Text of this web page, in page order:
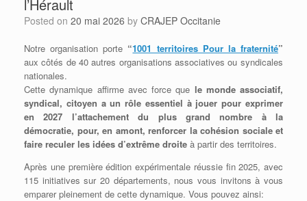
l’Hérault
Posted on 20 mai 2026 by CRAJEP Occitanie
Notre organisation porte “1001 territoires Pour la fraternité”
aux côtés de 40 autres organisations associatives ou syndicales
nationales.
Cette dynamique affirme avec force que le monde associatif,
syndical, citoyen a un rôle essentiel à jouer pour exprimer
en 2027 l’attachement du plus grand nombre à la
démocratie, pour, en amont, renforcer la cohésion sociale et
faire reculer les idées d’extrême droite à partir des territoires.
Après une première édition expérimentale réussie fin 2025, avec
115 initiatives sur 20 départements, nous vous invitons à vous
emparer pleinement de cette dynamique. Vous pouvez ainsi: